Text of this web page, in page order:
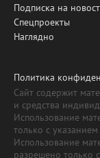
Подписка на
Спецпроекты
Наглядно
Политика
Сайт содержит
и средства
Использование
только с
Использование
разрешено только